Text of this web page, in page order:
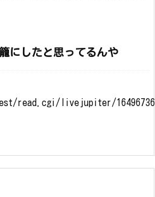
にしたと思ってるんや
read.cgi/livejupiter/